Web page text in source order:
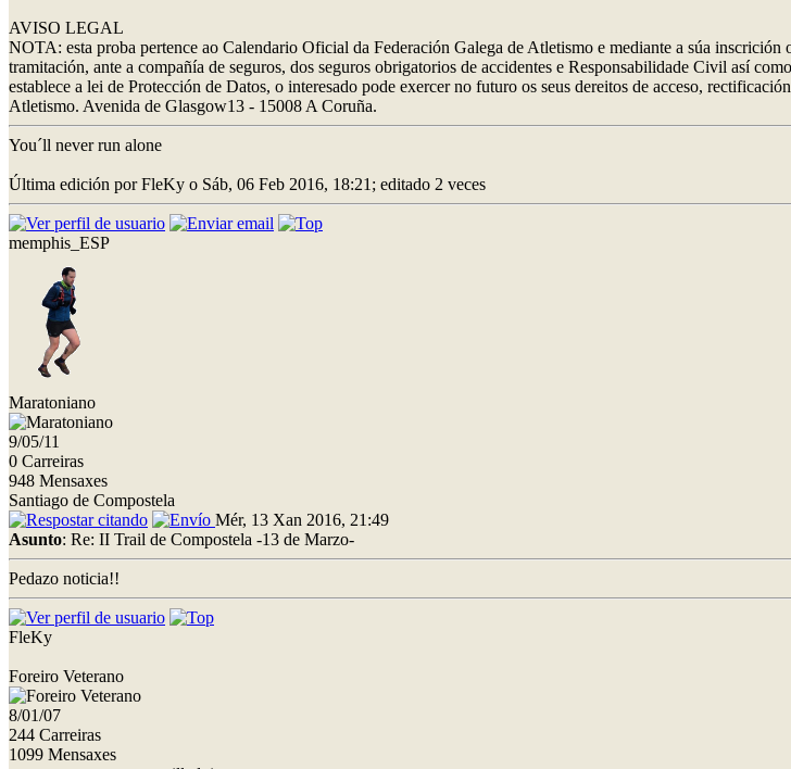
AVISO LEGAL
NOTA: esta proba pertence ao Calendario Oficial da Federación Galega de Atletismo e mediante a súa inscrición
tramitación, ante a compañía de seguros, dos seguros obrigatorios de accidentes e Responsabilidade Civil así
establece a lei de Protección de Datos, o interesado pode exercer no futuro os seus dereitos de acceso,
Atletismo. Avenida de Glasgow13 - 15008 A Coruña.
You´ll never run alone
Última edición por FleKy o Sáb, 06 Feb 2016, 18:21; editado 2 veces
memphis_ESP
Maratoniano
9/05/11
0 Carreiras
948 Mensaxes
Santiago de Compostela
Mér, 13 Xan 2016, 21:49
Asunto: Re: II Trail de Compostela -13 de Marzo-
Pedazo noticia!!
FleKy
Foreiro Veterano
8/01/07
244 Carreiras
1099 Mensaxes